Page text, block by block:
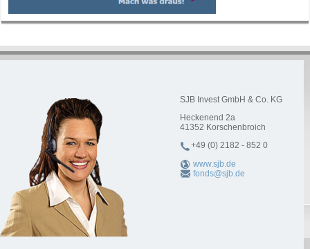
SJB Invest GmbH & Co. KG
Heckenend 2a
41352 Korschenbroich
+49 (0) 2182 - 852 0
www.sjb.de
fonds@sjb.de